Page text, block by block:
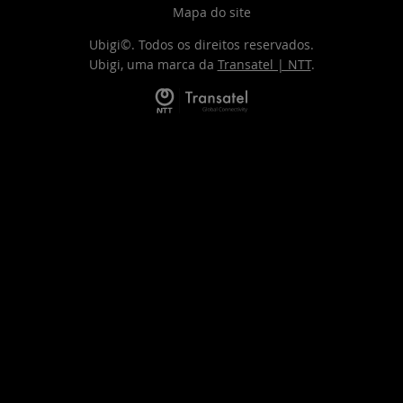
Mapa do site
Ubigi©. Todos os direitos reservados.
Ubigi, uma marca da Transatel | NTT.